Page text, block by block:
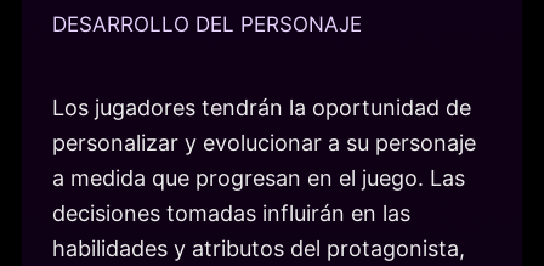
DESARROLLO DEL PERSONAJE
Los jugadores tendrán la oportunidad de
personalizar y evolucionar a su personaje
a medida que progresan en el juego. Las
decisiones tomadas influirán en las
habilidades y atributos del protagonista,